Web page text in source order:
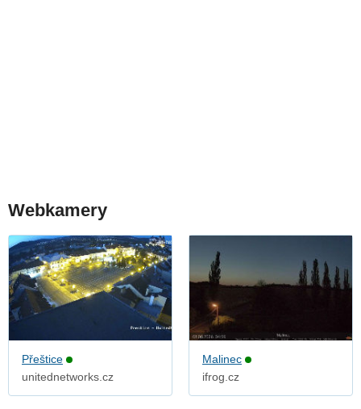
Webkamery
Přeštice
unitednetworks.cz
Malinec
ifrog.cz